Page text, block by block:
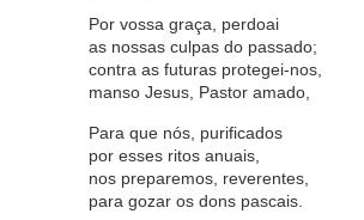
Por vossa graça, perdoai
as nossas culpas do passado;
contra as futuras protegei-nos,
manso Jesus, Pastor amado,
Para que nós, purificados
por esses ritos anuais,
nos preparemos, reverentes,
para gozar os dons pascais.